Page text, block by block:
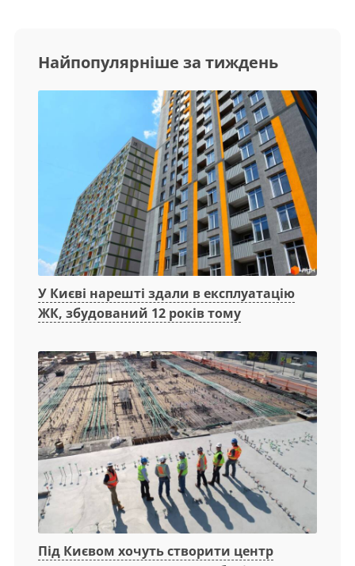
Найпопулярніше за тиждень
У Києві нарешті здали в експлуатацію
ЖК, збудований 12 років тому
Під Києвом хочуть створити центр